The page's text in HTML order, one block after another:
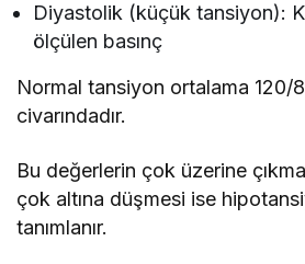
Diyastolik (küçük tansiyon):
ölçülen basınç
Normal tansiyon ortalama 120/
civarındadır.
Bu değerlerin çok üzerine
çok altına düşmesi ise
tanımlanır.